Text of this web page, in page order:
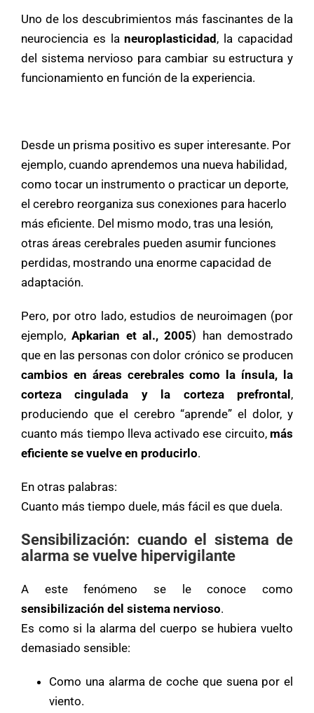
Uno de los descubrimientos más fascinantes de la
neurociencia es laneuroplasticidad , la capacidad
del sistema nervioso para cambiar su estructura y
funcionamiento en función de la experiencia.
Desde un prisma positivo es super interesante. Por
ejemplo, cuando aprendemos una nueva habilidad,
como tocar un instrumento o practicar un deporte,
el cerebro reorganiza sus conexiones para hacerlo
más eficiente. Del mismo modo, tras una lesión,
otras áreas cerebrales pueden asumir funciones
perdidas, mostrando una enorme capacidad de
adaptación.
Pero, por otro lado, estudios de neuroimagen (por
ejemplo,Apkarian et al., 2005) han demostrado
que en las personas con dolor crónico se producen
cambios en áreas cerebrales como la ínsula, la
corteza cingulada y la corteza prefrontal ,
produciendo que el cerebro “aprende” el dolor, y
cuanto más tiempo lleva activado ese circuito, más
eficiente se vuelve en producirlo.
En otras palabras:
Cuanto más tiempo duele, más fácil es que duela.
Sensibilización: cuando el sistema de
alarma se vuelve hipervigilante
A este fenómeno se le conoce como
sensibilización del sistema nervioso.
Es como si la alarma del cuerpo se hubiera vuelto
demasiado sensible:
Como una alarma de coche que suena por el
viento.